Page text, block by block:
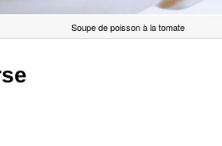
Soupe de poisson à la tomate